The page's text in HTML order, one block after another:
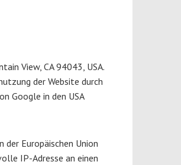
View, CA 94043, USA.
der Website durch
Google in den USA
Europäischen Union
IP-Adresse an einen